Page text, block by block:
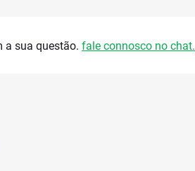
a sua questão. fale connosco no chat.